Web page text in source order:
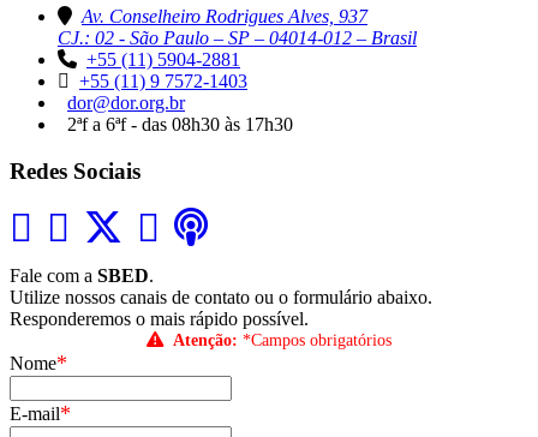
Av. Conselheiro Rodrigues Alves, 937
CJ.: 02 - São Paulo – SP – 04014-012 – Brasil
+55 (11) 5904-2881
+55 (11) 9 7572-1403
dor@dor.org.br
2ªf a 6ªf - das 08h30 às 17h30
Redes Sociais
Fale com a SBED.
Utilize nossos canais de contato ou o formulário abaixo.
Responderemos o mais rápido possível.
Atenção: *Campos obrigatórios
Nome*
E-mail*